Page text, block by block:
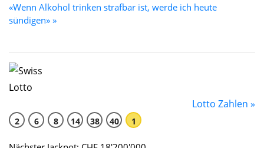
«Wenn Alkohol trinken strafbar ist, werde ich heute
sündigen» »
Lotto Zahlen »
2 6 8 14 38 40 1